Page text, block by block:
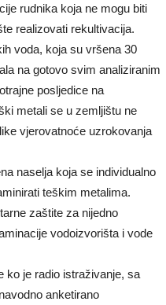
rudnika koja ne mogu biti
realizovati rekultivacija.
voda, koja su vršena 30
na gotovo svim analiziranim
posljedice na
metali se u zemljištu ne
vjerovatnoće uzrokovanja
naselja koja se individualno
teškim metalima.
zaštite za nijedno
vodoizvorišta i vode
ko je radio istraživanje, sa
anketirano